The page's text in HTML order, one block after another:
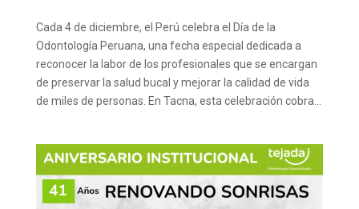
Cada 4 de diciembre, el Perú celebra el Día de la
Odontología Peruana, una fecha especial dedicada a
reconocer la labor de los profesionales que se encargan
de preservar la salud bucal y mejorar la calidad de vida
de miles de personas. En Tacna, esta celebración cobra...